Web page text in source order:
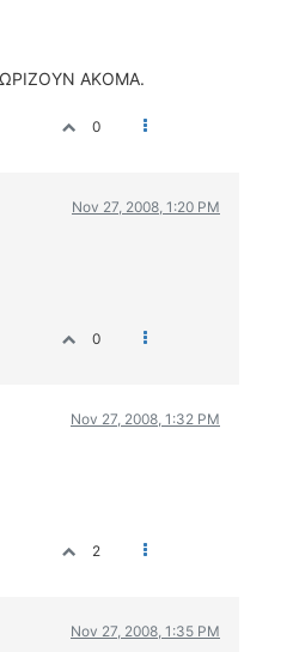
ΑΚΟΜΑ.
0
Nov 27, 2008, 1:20 PM
0
Nov 27, 2008, 1:32 PM
2
Nov 27, 2008, 1:35 PM
ΠΡΟΣΦΟΡΕΣ
CLASSIC